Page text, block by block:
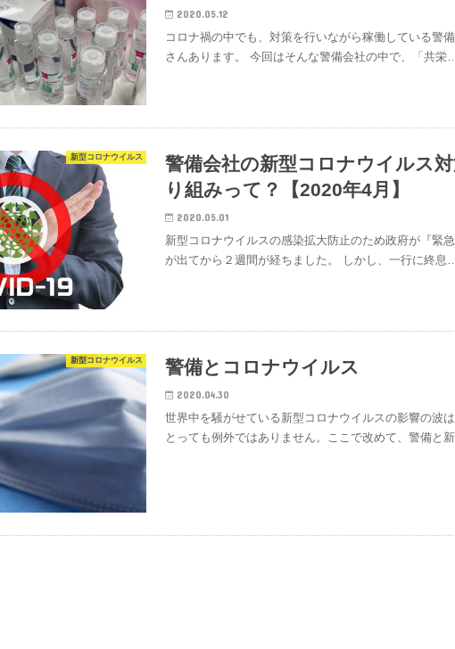
2020.05.12
コロナ禍の中でも、対策を行いながら稼働している警備
さんあります。 今回はそんな警備会社の中で、「共栄…
新型コロナウイルス
警備会社の新型コロナウイルス
り組みって？【2020年4月】
2020.05.01
新型コロナウイルスの感染拡大防止のため政府が『緊急
が出てから２週間が経ちました。 しかし、一行に終息…
新型コロナウイルス 警備とコロナウイルス
2020.04.30
世界中を騒がせている新型コロナウイルスの影響の波
とっても例外ではありません。ここで改めて、警備と